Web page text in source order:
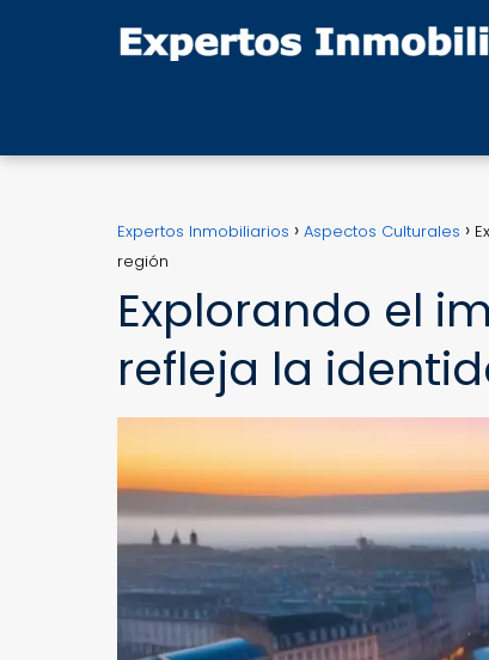
Expertos Inmobiliarios Aspectos Culturales
región
Explorando el
refleja la